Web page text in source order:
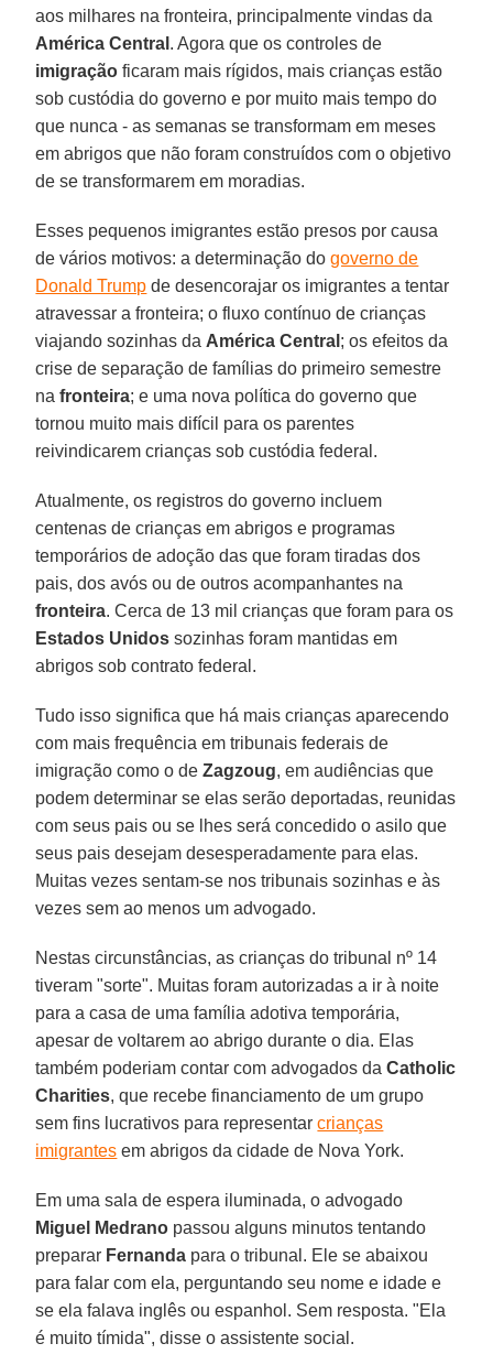
aos milhares na fronteira, principalmente vindas da
América Central . Agora que os controles de
imigração ficaram mais rígidos, mais crianças estão
sob custódia do governo e por muito mais tempo do
que nunca - as semanas se transformam em meses
em abrigos que não foram construídos com o objetivo
de se transformarem em moradias.
Esses pequenos imigrantes estão presos por causa
de vários motivos: a determinação dogoverno de
Donald Trump de desencorajar os imigrantes a tentar
atravessar a fronteira; o fluxo contínuo de crianças
viajando sozinhas da América Central ; os efeitos da
crise de separação de famílias do primeiro semestre
nafronteira; e uma nova política do governo que
tornou muito mais difícil para os parentes
reivindicarem crianças sob custódia federal.
Atualmente, os registros do governo incluem
centenas de crianças em abrigos e programas
temporários de adoção das que foram tiradas dos
pais, dos avós ou de outros acompanhantes na
fronteira. Cerca de 13 mil crianças que foram para os
Estados Unidos sozinhas foram mantidas em
abrigos sob contrato federal.
Tudo isso significa que há mais crianças aparecendo
com mais frequência em tribunais federais de
imigração como o deZagzoug, em audiências que
podem determinar se elas serão deportadas, reunidas
com seus pais ou se lhes será concedido o asilo que
seus pais desejam desesperadamente para elas.
Muitas vezes sentam-se nos tribunais sozinhas e às
vezes sem ao menos um advogado.
Nestas circunstâncias, as crianças do tribunal nº 14
tiveram "sorte". Muitas foram autorizadas a ir à noite
para a casa de uma família adotiva temporária,
apesar de voltarem ao abrigo durante o dia. Elas
também poderiam contar com advogados daCatholic
Charities, que recebe financiamento de um grupo
sem fins lucrativos para representarcrianças
imigrantes em abrigos da cidade de Nova York.
Em uma sala de espera iluminada, o advogado
Miguel Medrano passou alguns minutos tentando
preparar Fernanda para o tribunal. Ele se abaixou
para falar com ela, perguntando seu nome e idade e
se ela falava inglês ou espanhol. Sem resposta. "Ela
é muito tímida", disse o assistente social.